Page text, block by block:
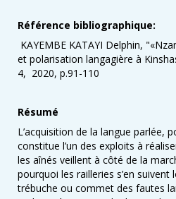
Référence bibliographique:
KAYEMBE KATAYI Delphin,
et polarisation langagière à
4, 2020, p.91-110
Résumé
L’acquisition de la langue parlée,
constitue l’un des exploits à
les aînés veillent à côté de la
pourquoi les railleries s’en
trébuche ou commet des fautes